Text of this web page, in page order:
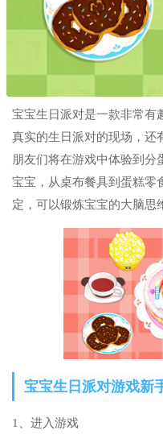
宝宝生日派对是一款非常有
真实的生日派对的现场，还
朋友们将在游戏中体验到
宝宝，从桌布餐具到蛋糕零
定，可以锻炼宝宝的大脑思
宝宝生日派对游戏新
1、进入游戏